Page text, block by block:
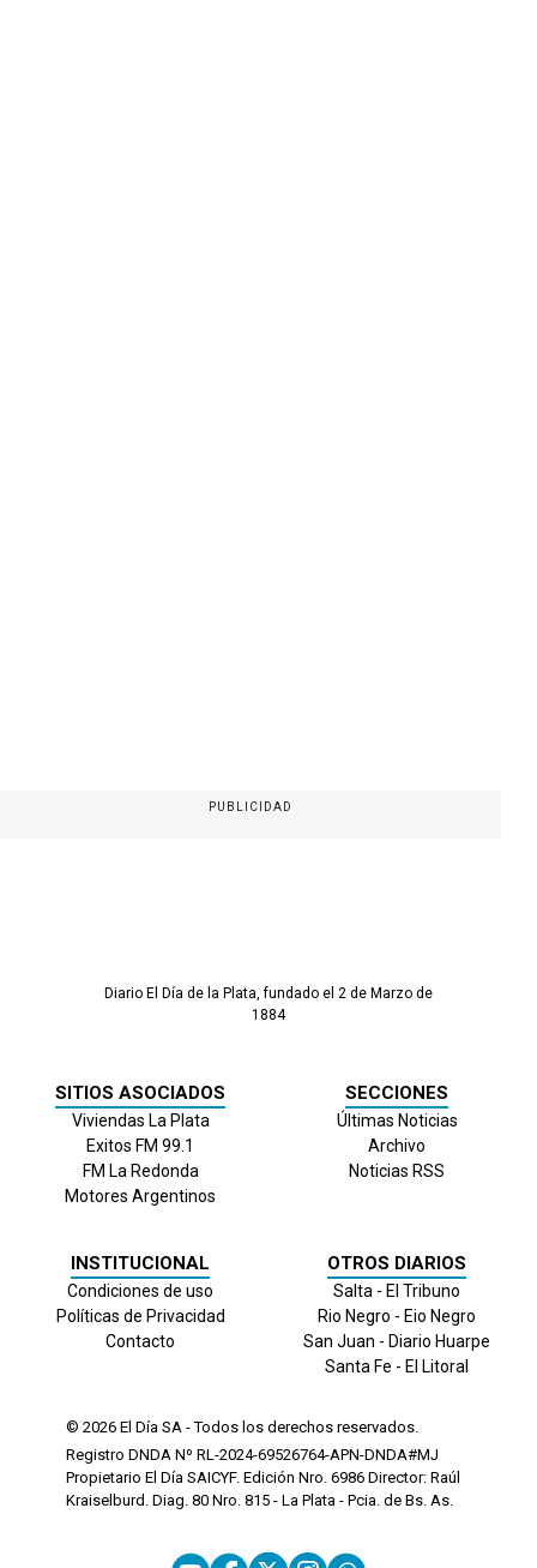
PUBLICIDAD
Diario El Día de la Plata, fundado el 2 de Marzo de
1884
SITIOS ASOCIADOS
Viviendas La Plata
Exitos FM 99.1
FM La Redonda
Motores Argentinos
SECCIONES
Últimas Noticias
Archivo
Noticias RSS
INSTITUCIONAL
Condiciones de uso
Políticas de Privacidad
Contacto
OTROS DIARIOS
Salta - El Tribuno
Rio Negro - Eio Negro
San Juan - Diario Huarpe
Santa Fe - El Litoral
© 2026 El Día SA - Todos los derechos reservados.
Registro DNDA Nº RL-2024-69526764-APN-DNDA#MJ
Propietario El Día SAICYF. Edición Nro. 6986 Director: Raúl
Kraiselburd. Diag. 80 Nro. 815 - La Plata - Pcia. de Bs. As.